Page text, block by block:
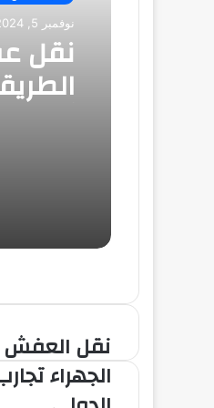
نوفمبر 5, 2024
نقل
أثناء
نقل العفش
الجهراء